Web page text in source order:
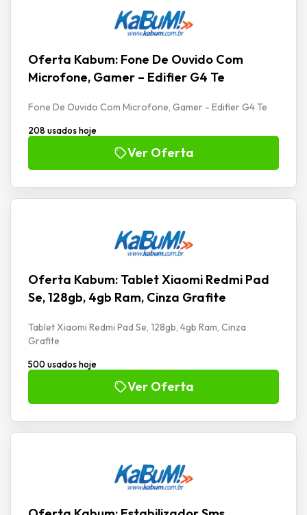
Oferta Kabum: Fone De Ouvido Com
Microfone, Gamer – Edifier G4 Te
Fone De Ouvido Com Microfone, Gamer - Edifier G4 Te
208 usados hoje
Ver Oferta
Oferta Kabum: Tablet Xiaomi Redmi Pad
Se, 128gb, 4gb Ram, Cinza Grafite
Tablet Xiaomi Redmi Pad Se, 128gb, 4gb Ram, Cinza
Grafite
500 usados hoje
Ver Oferta